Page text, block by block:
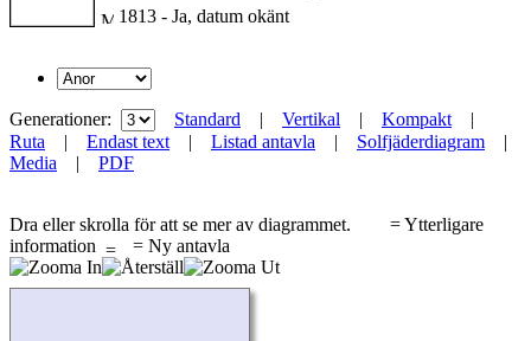
1813 - Ja, datum okänt
Generationer: Standard | Vertikal | Kompakt|
Ruta | Endast text| Listad antavla | Solfjäderdiagram |
Media | PDF
Dra eller skrolla för att se mer av diagrammet.
= Ytterligare
information
= Ny antavla